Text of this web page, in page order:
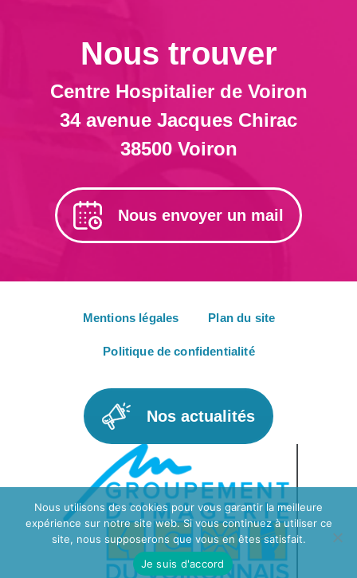
Nous trouver
Centre Hospitalier de Voiron
34 avenue Jacques Chirac
38500 Voiron
Nous envoyer un mail
Mentions légales Plan du site
Politique de confidentialité
Nos actualités
Nous utilisons des cookies pour vous garantir la meilleure
expérience sur notre site web. Si vous continuez à utiliser ce
site, nous supposerons que vous en êtes satisfait.
Je suis d'accord